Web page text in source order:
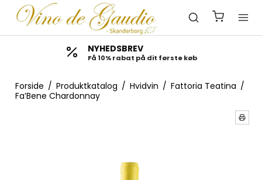
NYHEDSBREV
Få 10% rabat på dit første køb
Forside / Produktkatalog / Hvidvin / Fattoria Teatina /
Fa’Bene Chardonnay